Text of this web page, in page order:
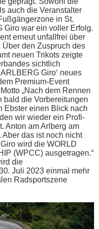
auch die Veranstalter
in St.
Giro war ein voller Erfolg.
erneut unfallfrei über
Über den Zuspruch des
neuen Trikots zeigte
sichtlich
Giro‘ neues
Premium-Event
„Nach dem Rennen
bald die Vorbereitungen
Ebster einen Blick nach
wir wieder ein Profi-
Anton am Arlberg am
das ist noch nicht
wird die WORLD
(WPCC) ausgetragen.“
die
Juli 2023 einmal mehr
Radsportszene